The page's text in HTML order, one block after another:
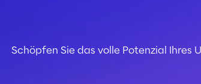
Schöpfen Sie das volle Potenzial Ihres